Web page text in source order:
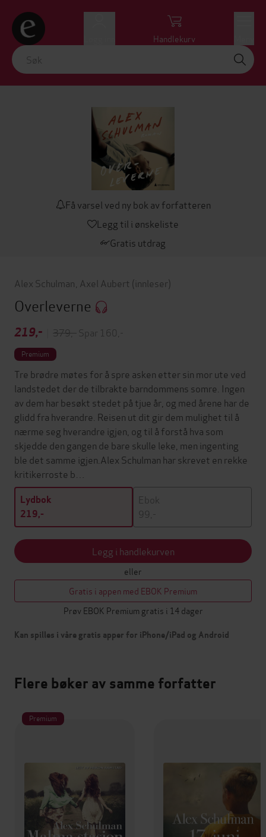
Handlekurv
Få varsel ved ny bok av forfatteren
Legg til i ønskeliste
Gratis utdrag
Alex Schulman Axel Aubert (innleser)
Overleverne
219,- 379,- Spar 160,-
Premium
Tre brødre møtes for å spre asken etter sin mor ute ved
landstedet der de tilbrakte barndommens somre. Ingen
av dem har besøkt stedet på tjue år, og med årene har de
glidd fra hverandre. Reisen ut dit gir dem mulighet til å
nærme seg hverandre igjen, og til å forstå hva som
skjedde den gangen de bare skulle leke, men ingenting
ble det samme igjen.Alex Schulman har skrevet en rekke
kritikerroste b…
Lydbok
219,-
Ebok
99,-
Legg i handlekurven
eller
Gratis i appen med EBOK Premium
Prøv EBOK Premium gratis i 14 dager
Kan spilles i våre gratis apper for iPhone/iPad og Android
Flere bøker av samme forfatter
Premium